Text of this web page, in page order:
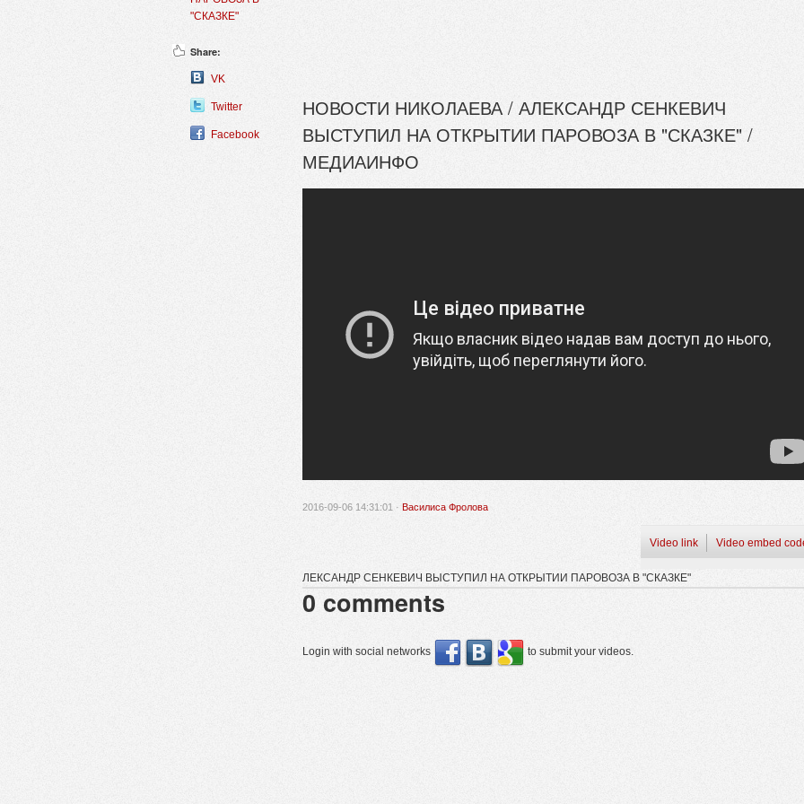
"СКАЗКЕ"
Share:
VK
Twitter
Facebook
НОВОСТИ НИКОЛАЕВА / АЛЕКСАНДР СЕНКЕВИЧ
ВЫСТУПИЛ НА ОТКРЫТИИ ПАРОВОЗА В "СКАЗКЕ" /
МЕДИАИНФО
2016-09-06 14:31:01 · Василиса Фролова
Video link Video embed
ЛЕКСАНДР СЕНКЕВИЧ ВЫСТУПИЛ НА ОТКРЫТИИ ПАРОВОЗА В "СКАЗКЕ"
0 comments
Login with social networks to submit your videos.